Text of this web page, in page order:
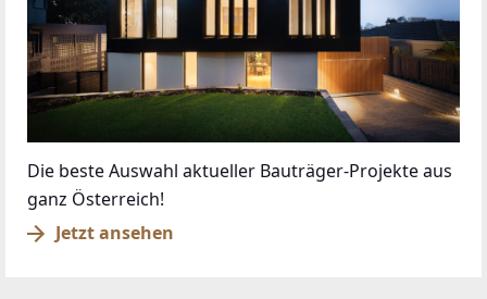
Die beste Auswahl aktueller Bauträger-Projekte aus
ganz Österreich!
Jetzt ansehen